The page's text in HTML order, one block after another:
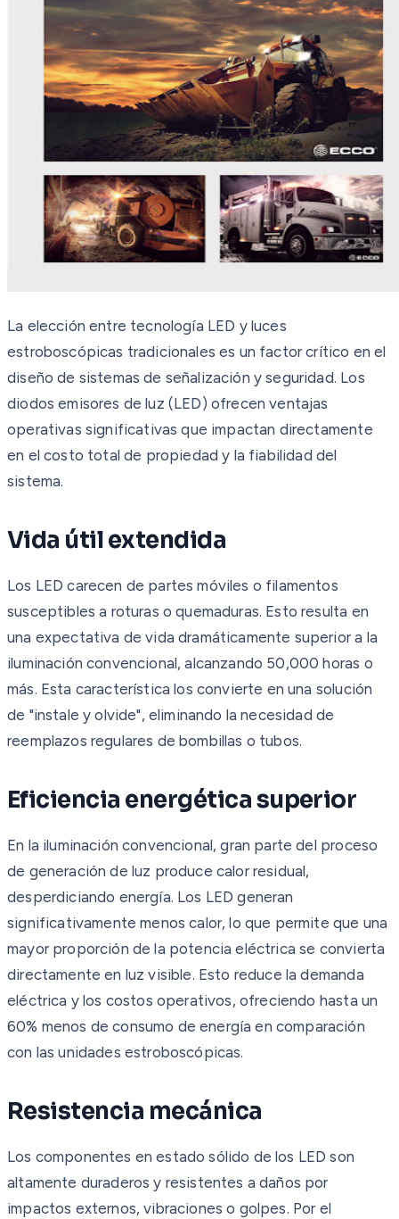
La elección entre tecnología LED y luces
estroboscópicas tradicionales es un factor crítico en el
diseño de sistemas de señalización y seguridad. Los
diodos emisores de luz (LED) ofrecen ventajas
operativas significativas que impactan directamente
en el costo total de propiedad y la fiabilidad del
sistema.
Vida útil extendida
Los LED carecen de partes móviles o filamentos
susceptibles a roturas o quemaduras. Esto resulta en
una expectativa de vida dramáticamente superior a la
iluminación convencional, alcanzando 50,000 horas o
más. Esta característica los convierte en una solución
de "instale y olvide", eliminando la necesidad de
reemplazos regulares de bombillas o tubos.
Eficiencia energética superior
En la iluminación convencional, gran parte del proceso
de generación de luz produce calor residual,
desperdiciando energía. Los LED generan
significativamente menos calor, lo que permite que una
mayor proporción de la potencia eléctrica se convierta
directamente en luz visible. Esto reduce la demanda
eléctrica y los costos operativos, ofreciendo hasta un
60% menos de consumo de energía en comparación
con las unidades estroboscópicas.
Resistencia mecánica
Los componentes en estado sólido de los LED son
altamente duraderos y resistentes a daños por
impactos externos, vibraciones o golpes. Por el